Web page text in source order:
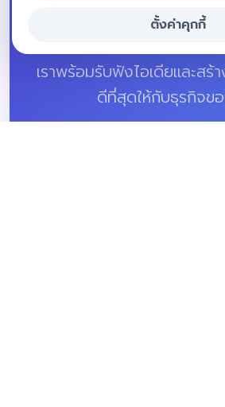
ปรึกษาผู้เชี่ยวชาญเพื่อประเ
เราพร้อมรับฟังไอเดียและสร้
ดีที่สุดให้กับธุรกิจ
ตั้งค่าคุกกี้